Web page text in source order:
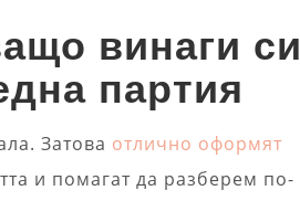
винаги си
партия
Затова отлично оформят
и помагат да разберем по-